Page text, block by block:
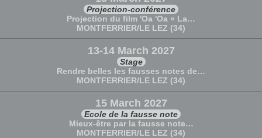
Projection-conférence
Projection du film 'Oa 'Oa « La…
MONTFERRIER/LE LEZ (34)
13-14 March 2027
Stage
Rendre belles les fausses notes de…
MONTFERRIER/LE LEZ (34)
15 March 2027
Ecole de la fausse note
Mieux-être par la fausse note…
MONTFERRIER/LE LEZ (34)